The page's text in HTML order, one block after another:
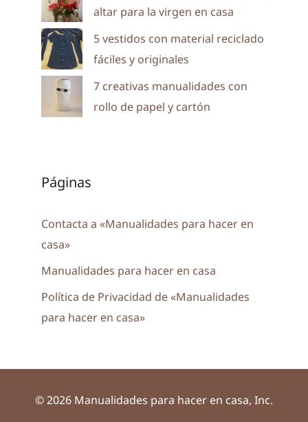
altar para la virgen en casa
5 vestidos con material reciclado
fáciles y originales
7 creativas manualidades con
rollo de papel y cartón
Páginas
Contacta a «Manualidades para hacer en
casa»
Manualidades para hacer en casa
Política de Privacidad de «Manualidades
para hacer en casa»
© 2026 Manualidades para hacer en casa, Inc.